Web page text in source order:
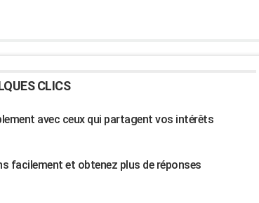
CLICS
avec ceux qui partagent vos intérêts
facilement et obtenez plus de réponses